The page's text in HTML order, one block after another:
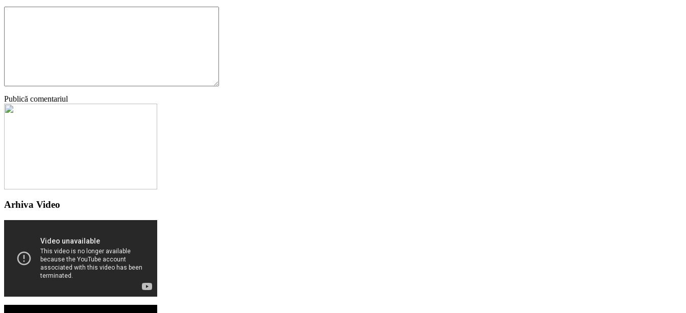
Publică comentariul
Arhiva Video